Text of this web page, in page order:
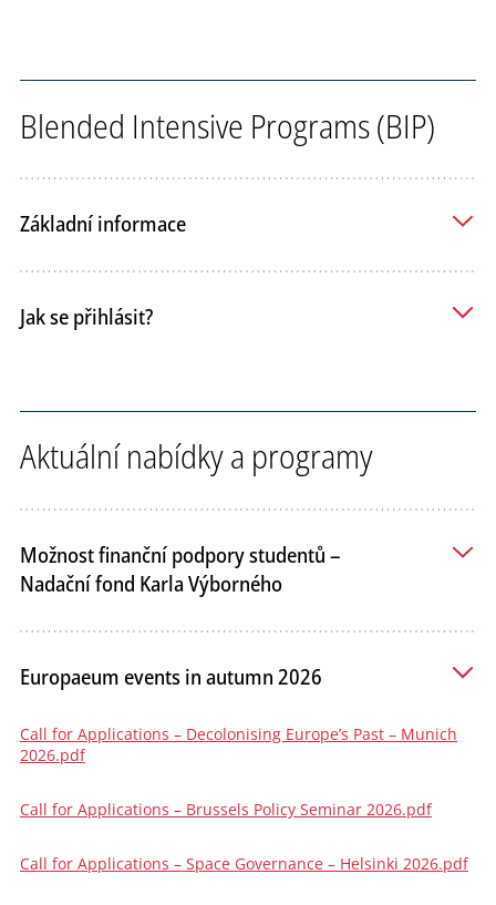
Blended Intensive Programs (BIP)
Základní informace
Jak se přihlásit?
Aktuální nabídky a programy
Možnost finanční podpory studentů –
Nadační fond Karla Výborného
Europaeum events in autumn 2026
Call for Applications – Decolonising Europe’s Past – Munich
2026.pdf
Call for Applications – Brussels Policy Seminar 2026.pdf
Call for Applications – Space Governance – Helsinki 2026.pdf